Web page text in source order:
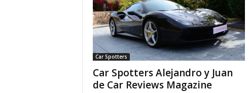
Car Spotters
Car Spotters Alejandro y Juan
de Car Reviews Magazine